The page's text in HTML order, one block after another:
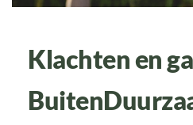
Klachten en